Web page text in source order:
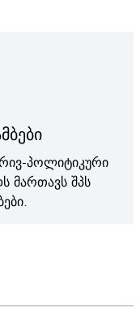
პოლიტიკური
მართავს შპს